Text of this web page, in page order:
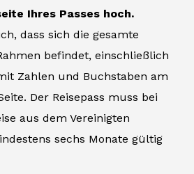
Ihres Passes hoch.
dass sich die gesamte
befindet, einschließlich
Zahlen und Buchstaben am
Der Reisepass muss bei
aus dem Vereinigten
sechs Monate gültig